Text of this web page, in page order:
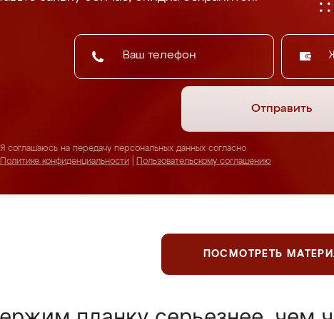
Отправить
Я соглашаюсь на передачу персональных данных согласно
Политике конфиденциальности
Пользовательскому соглашению
ПОСМОТРЕТЬ